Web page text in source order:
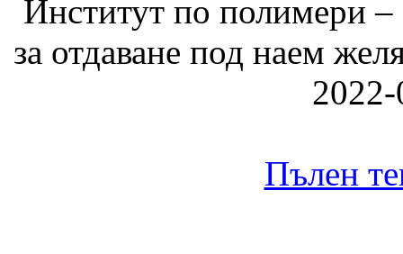
Институт по полимери
за отдаване под наем
Пълен